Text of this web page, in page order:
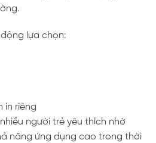
lựa chọn:
in riêng
người trẻ yêu thích nhờ
năng ứng dụng cao trong thời